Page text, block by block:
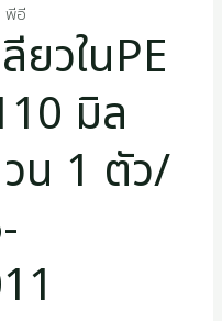
พีอี
ยวในPE
มิล
น 1 ตัว/